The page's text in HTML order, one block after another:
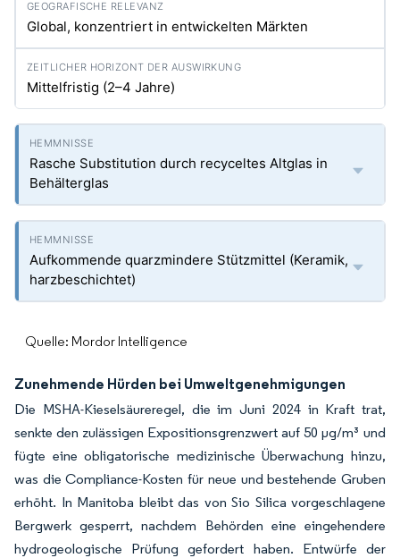
Global, konzentriert in entwickelten Märkten
Mittelfristig (2–4 Jahre)
Rasche Substitution durch recyceltes Altglas in
Behälterglas
Aufkommende quarzmindere Stützmittel (Keramik,
harzbeschichtet)
Quelle: Mordor Intelligence
Zunehmende Hürden bei Umweltgenehmigungen
Die MSHA-Kieselsäureregel, die im Juni 2024 in Kraft trat,
senkte den zulässigen Expositionsgrenzwert auf 50 µg/m³ und
fügte eine obligatorische medizinische Überwachung hinzu,
was die Compliance-Kosten für neue und bestehende Gruben
erhöht. In Manitoba bleibt das von Sio Silica vorgeschlagene
Bergwerk gesperrt, nachdem Behörden eine eingehendere
hydrogeologische Prüfung gefordert haben. Entwürfe der